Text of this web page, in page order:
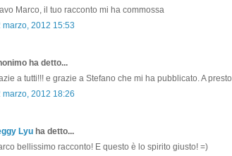
Marco, il tuo racconto mi ha commossa
marzo, 2012 15:53
ha detto...
a tutti!!! e grazie a Stefano che mi ha pubblicato. A presto
marzo, 2012 18:26
Lyu ha detto...
bellissimo racconto! E questo è lo spirito giusto! =)